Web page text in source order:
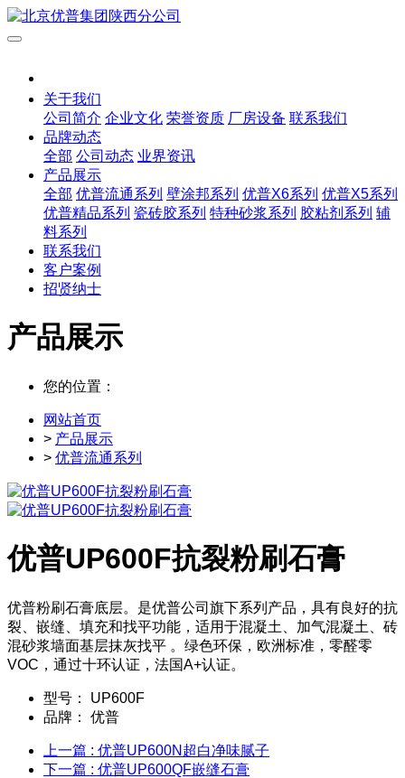
关于我们
公司简介 企业文化 荣誉资质 厂房设备 联系我们
品牌动态
全部 公司动态 业界资讯
产品展示
全部 优普流通系列 壁涂邦系列 优普X6系列 优普X5系列
优普精品系列 瓷砖胶系列 特种砂浆系列 胶粘剂系列 辅
料系列
联系我们
客户案例
招贤纳士
产品展示
您的位置：
网站首页
> 产品展示
> 优普流通系列
优普UP600F抗裂粉刷石膏
优普粉刷石膏底层。是优普公司旗下系列产品，具有良好的抗
裂、嵌缝、填充和找平功能，适用于混凝土、加气混凝土、砖
混砂浆墙面基层抹灰找平 。绿色环保，欧洲标准，零醛零
VOC，通过十环认证，法国A+认证。
型号：
UP600F
品牌：
优普
上一篇 : 优普UP600N超白净味腻子
下一篇 : 优普UP600QF嵌缝石膏